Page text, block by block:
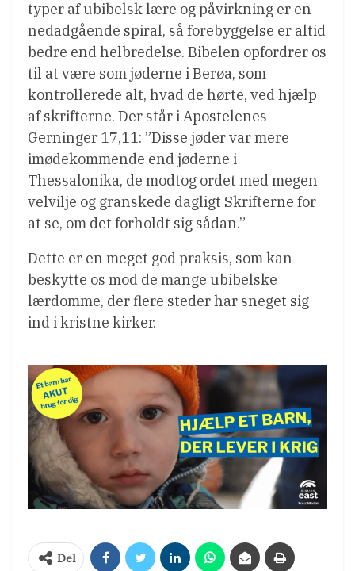
typer af ubibelsk lære og påvirkning er en
nedadgående spiral, så forebyggelse er altid
bedre end helbredelse. Bibelen opfordrer os
til at være som jøderne i Berøa, som
kontrollerede alt, hvad de hørte, ved hjælp
af skrifterne. Der står i Apostelenes
Gerninger 17,11: ”Disse jøder var mere
imødekommende end jøderne i
Thessalonika, de modtog ordet med megen
velvilje og granskede dagligt Skrifterne for
at se, om det forholdt sig sådan.”
Dette er en meget god praksis, som kan
beskytte os mod de mange ubibelske
lærdomme, der flere steder har sneget sig
ind i kristne kirker.
Del